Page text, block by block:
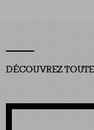
DÉCOUVREZ